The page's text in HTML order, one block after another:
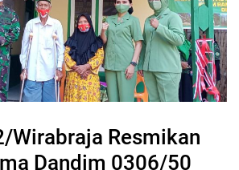
Wirabraja Resmikan
Dandim 0306/50